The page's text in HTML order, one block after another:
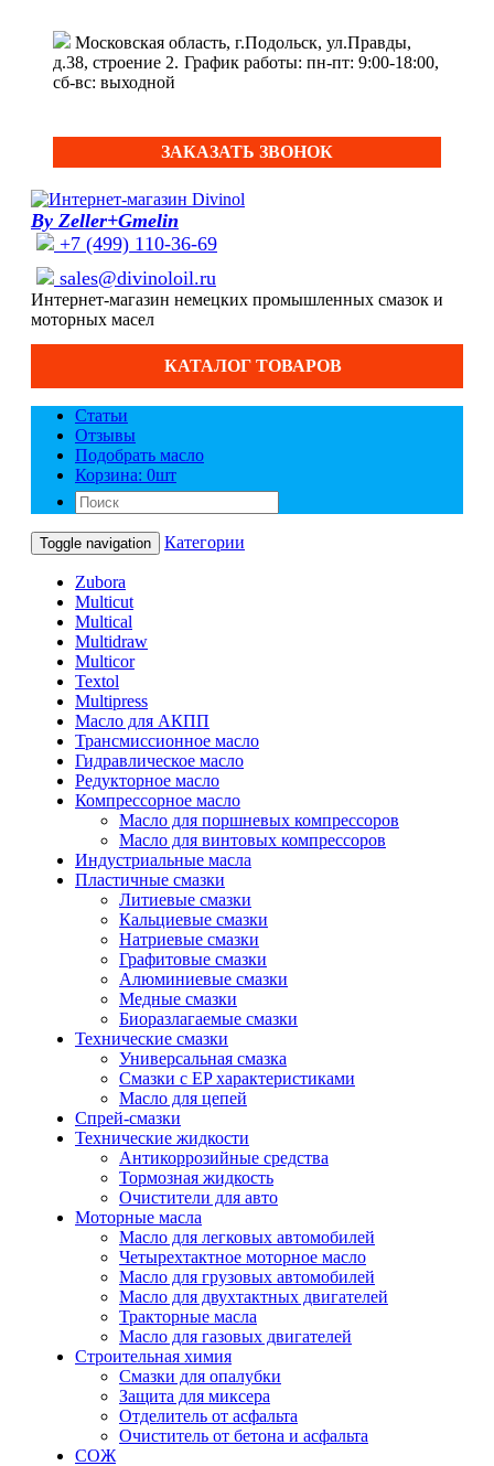
Московская область, г.Подольск, ул.Правды,
д.38, строение 2. График работы: пн-пт: 9:00-18:00,
сб-вс: выходной
ЗАКАЗАТЬ ЗВОНОК
By Zeller+Gmelin
+7 (499) 110-36-69
sales@divinoloil.ru
Интернет-магазин немецких промышленных смазок и
моторных масел
КАТАЛОГ ТОВАРОВ
Статьи
Отзывы
Подобрать масло
Корзина: 0шт
Toggle navigation Категории
Zubora
Multicut
Multical
Multidraw
Multicor
Textol
Multipress
Масло для АКПП
Трансмиссионное масло
Гидравлическое масло
Редукторное масло
Компрессорное масло
Масло для поршневых компрессоров
Масло для винтовых компрессоров
Индустриальные масла
Пластичные смазки
Литиевые смазки
Кальциевые смазки
Натриевые смазки
Графитовые смазки
Алюминиевые смазки
Медные смазки
Биоразлагаемые смазки
Технические смазки
Универсальная смазка
Смазки с EP характеристиками
Масло для цепей
Спрей-смазки
Технические жидкости
Антикоррозийные средства
Тормозная жидкость
Очистители для авто
Моторные масла
Масло для легковых автомобилей
Четырехтактное моторное масло
Масло для грузовых автомобилей
Масло для двухтактных двигателей
Тракторные масла
Масло для газовых двигателей
Строительная химия
Смазки для опалубки
Защита для миксера
Отделитель от асфальта
Очиститель от бетона и асфальта
СОЖ